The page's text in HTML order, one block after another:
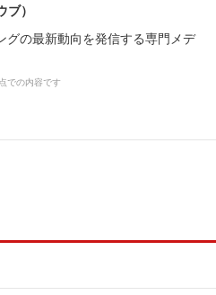
）
の最新動向を発信する専門メデ
での内容です